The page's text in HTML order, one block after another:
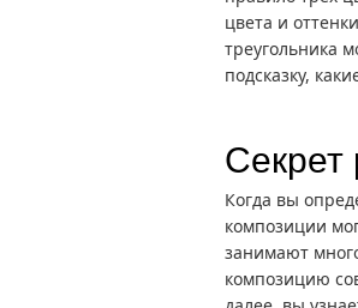
цвета и
треугольника
подсказку,
Секрет
Когда вы
композиции
занимают
композицию